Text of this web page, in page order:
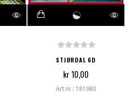
STJØRDAL 6D
kr 10,00
Art.nr.: 181980